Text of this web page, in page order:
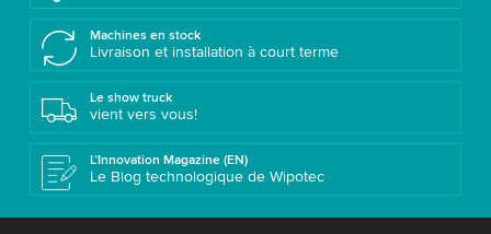
Machines en stock
Livraison et installation à court terme
Le show truck
vient vers vous!
L’Innovation Magazine (EN)
Le Blog technologique de Wipotec